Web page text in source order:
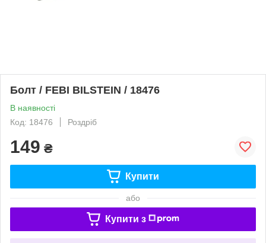
Болт / FEBI BILSTEIN / 18476
В наявності
Код: 18476
Роздріб
149 ₴
Купити
або
Купити з